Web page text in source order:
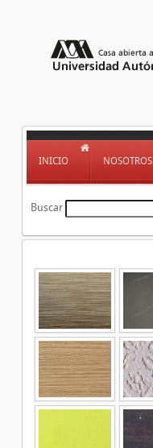
INICIO NOSOTROS
Buscar